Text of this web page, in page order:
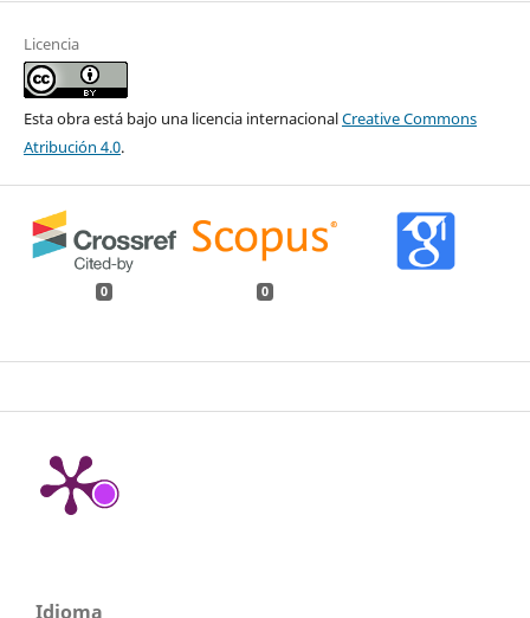
Licencia
Esta obra está bajo una licencia internacionalCreative Commons
Atribución 4.0.
0 0
Idioma